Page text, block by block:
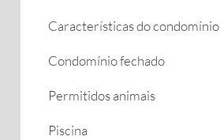
Características do condomínio
Condomínio fechado
Permitidos animais
Piscina